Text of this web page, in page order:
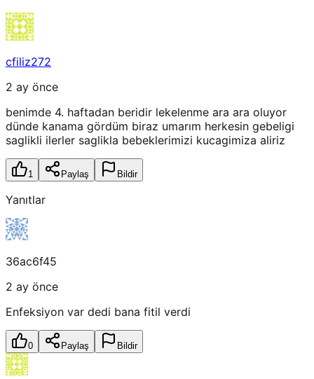
cfiliz272
2 ay önce
benimde 4. haftadan beridir lekelenme ara ara oluyor
dünde kanama gördüm biraz umarım herkesin gebeligi
saglikli ilerler saglikla bebeklerimizi kucagimiza aliriz
1 Paylaş Bildir
Yanıtlar
36ac6f45
2 ay önce
Enfeksiyon var dedi bana fitil verdi
0 Paylaş Bildir